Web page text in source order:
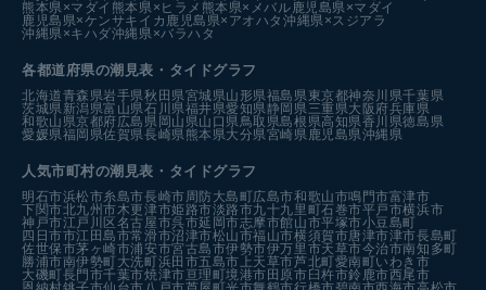
熊本県×マダイ 熊本県×ヒラメ 熊本県×メバル鹿児島県×マダイ
鹿児島県×ケンサキイカ 鹿児島県×アオハタ沖縄県×スジアラ
沖縄県×キハダ沖縄県×バラハタ
各都道府県の潮見表 ・タイドグラフ
北海道青森県岩手県秋田県宮城県山形県福島県東京都神奈川県千葉県
茨城県新潟県富山県石川県福井県愛知県静岡県三重県大阪府兵庫県
和歌山県京都府広島県岡山県山口県鳥取県島根県高知県香川県徳島県
愛媛県福岡県佐賀県長崎県熊本県大分県宮崎県鹿児島県沖縄県
人気市町村の潮見表・タイドグラフ
明石市浜松市糸島市長崎市周防大島町広島市和歌山市鳴門市富津市
下関市北九州市木更津市姫路市淡路市九十九里町石巻市平戸市横浜市
神戸市江戸川区名古屋市呉市延岡市志摩市館山市平塚市小豆島町
四日市市江田島市常滑市沼津市松山市福山市横須賀市唐津市津市長島町
佐世保市茅ヶ崎市浦安市宮古島市伊勢市伊万里市天草市今治市南知多町
勝浦市南伊勢町大洗町浜田市五島市 上天草市芦北町愛南町いわき市
大磯町長門市千葉市焼津市亘理町境港市田原市臼杵市鈴鹿市西尾市